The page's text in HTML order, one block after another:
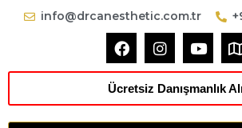
info@drcanesthetic.com.tr
Ücretsiz Danışmanlık